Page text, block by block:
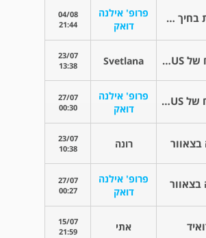
נפיחות בחיך העליון
פרופ' אילנה
דואק
04/08
21:44
פיענוח של US בלוטת תריס Svetlana
23/07
13:38
פיענוח של US בלוטת תריס
פרופ' אילנה
דואק
27/07
00:30
רונה
23/07
10:38
בצאוור
פרופ' אילנה
דואק
27/07
00:27
אתי
15/07
21:59